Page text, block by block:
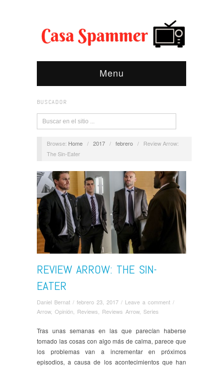
Menu
BUSCADOR
Browse: Home / 2017 / febrero /
Review Arrow:
The Sin-Eater
REVIEW ARROW: THE SIN-
EATER
Daniel Bernat / febrero 23, 2017 / Leave a comment /
Arrow, Opinión Reviews Reviews Arrow, Series
Tras unas semanas en las que parecían haberse
tomado las cosas con algo más de calma, parece que
los problemas van a incrementar en próximos
episodios, a causa de los acontecimientos que han